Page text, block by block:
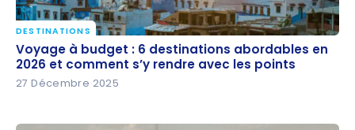
Voyage à budget : 6 destinations abordables en
2026 et comment s’y rendre avec les points
DESTINATIONS
Voyage à budget : 6 destinations abordables en
2026 et comment s’y rendre avec les points
27 Décembre 2025